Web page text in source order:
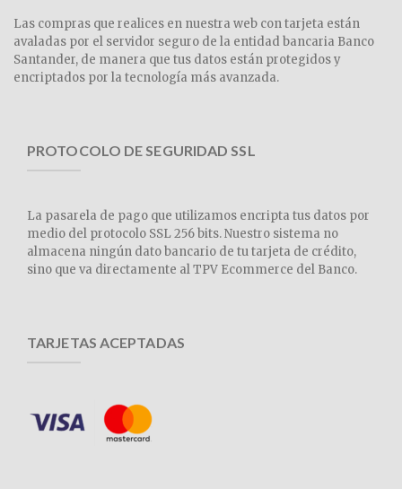
Las compras que realices en nuestra web con tarjeta están
avaladas por el servidor seguro de la entidad bancaria Banco
Santander, de manera que tus datos están protegidos y
encriptados por la tecnología más avanzada.
PROTOCOLO DE SEGURIDAD SSL
La pasarela de pago que utilizamos encripta tus datos por
medio del protocolo SSL 256 bits. Nuestro sistema no
almacena ningún dato bancario de tu tarjeta de crédito,
sino que va directamente al TPV Ecommerce del Banco.
TARJETAS ACEPTADAS